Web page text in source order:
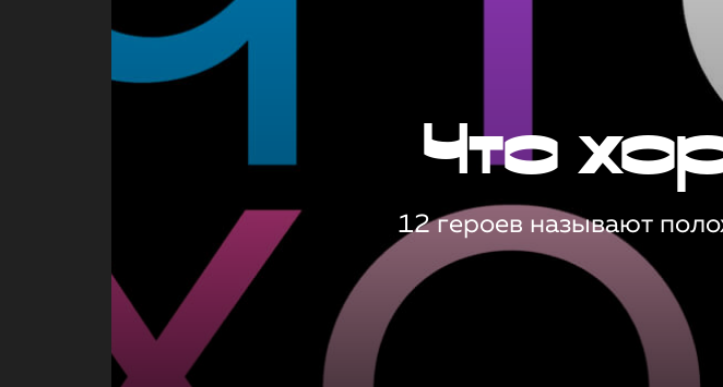
Что
12 героев называют